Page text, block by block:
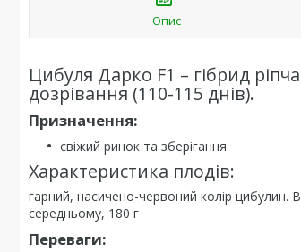
Опис
Цибуля Дарко F1 – гібрид
дозрівання (110-115 днів).
Призначення:
свіжий ринок та зберігання
Характеристика плодів:
гарний, насичено-червоний колір
середньому, 180 г
Переваги: